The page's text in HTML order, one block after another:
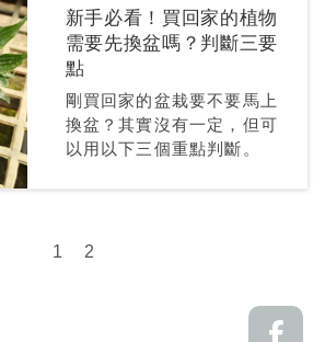
新手必看！買回家的植物
需要先換盆嗎？判斷三要
點
剛買回家的盆栽要不要馬上
換盆？其實沒有一定，但可
以用以下三個重點判斷。
1 2